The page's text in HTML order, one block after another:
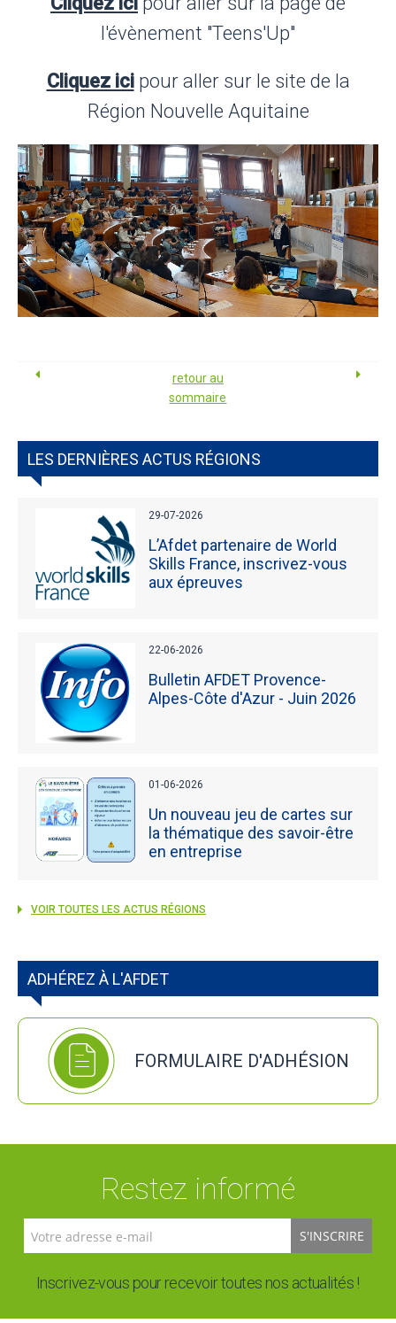
l'évènement "Teens'Up"
Cliquez icipour aller sur le site de la
Région Nouvelle Aquitaine
retour au
sommaire
LES DERNIÈRES ACTUS RÉGIONS
29-07-2026
L’Afdet partenaire de World
Skills France, inscrivez-vous
aux épreuves
22-06-2026
Bulletin AFDET Provence-
Alpes-Côte d'Azur - Juin 2026
01-06-2026
Un nouveau jeu de cartes sur
la thématique des savoir-être
en entreprise
VOIR TOUTES LES ACTUS RÉGIONS
ADHÉREZ À L'AFDET
FORMULAIRE D'ADHÉSION
Restez informé
S'INSCRIRE
Inscrivez-vous pour recevoir toutes nos actualités !